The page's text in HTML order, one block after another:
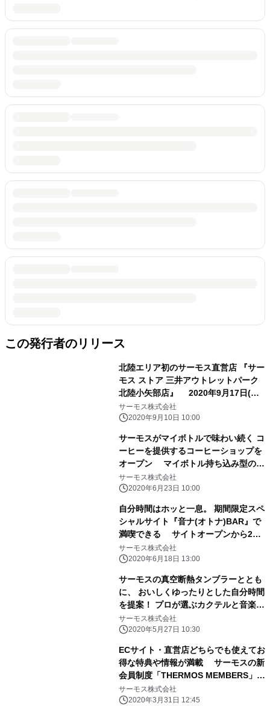
この発行者のリリース
北陸エリア初のサーモス直営店 『サー
モス ストア 三井アウトレットパーク
北陸小矢部店』 2020年9月17日(木)
にオープン
サーモス株式会社
2020年9月10日 10:00
サーモスがマイボトルで味わい続く コ
ーヒーを提供するコーヒーショップを
オープン マイボトル持ち込み型のテ
イクアウト専門コーヒーショップ
『THERMOS COFFEE TO GO』グラ
サーモス株式会社
2020年6月23日 10:00
自分時間はホッと一息。 期間限定スペ
シャルサイト『音ナ(オトナ)BAR』で
満喫できる サイトオープンから2週
間の傾向は 「いやされたい」「ぼーっ
としたい」「くつろぎたい」が人気
自分時間をじっくり、おいしく。～ 期
間：2020年7月31日(金)まで
サーモス株式会社
2020年6月18日 13:00
サーモスの真空断熱タンブラーととも
に、 おいしくゆったりとした自分時間
を提案！ プロが選ぶカクテルと音楽を
レコメンド！ 期間限定スペシャルサイ
ト『音ナ(オトナ)BAR』オープン
サーモス株式会社
2020年5月27日 10:30
ECサイト・直営店どちらでも使えてお
得な特典や情報が満載 サーモスの新
会員制度「THERMOS MEMBERS」ス
タート 新制度導入開始：2020年3月
26日(木)
サーモス株式会社
2020年3月31日 12:45